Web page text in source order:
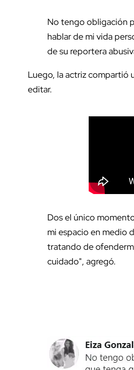
No tengo obligación
hablar de mi vida
de su reportera
Luego, la actriz compartió
editar.
Dos el único
mi espacio en medio
tratando de
cuidado", agregó.